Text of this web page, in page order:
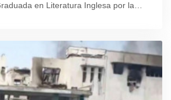
en Literatura Inglesa por la
no tuvo más opción que